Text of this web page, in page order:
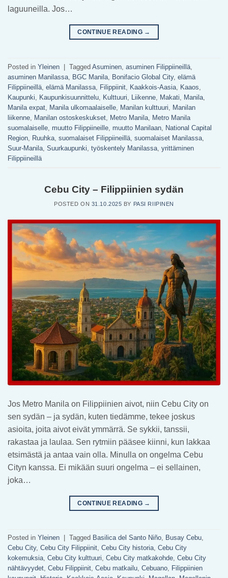
laguuneilla. Jos…
CONTINUE READING →
Posted in Yleinen | Tagged Asuminen asuminen Filippiineillä
asuminen Manilassa BGC Manila Bonifacio Global City, elämä
Filippiineillä elämä Manilassa Filippiinit Kaakkois-Aasia Kaaos
Kaupunki
Kaupunkisuunnittelu Kulttuuri Liikenne Makati Manila
Manila expat Manila ulkomaalaiselle Manilan kulttuuri
Manilan
liikenne Manilan ostoskeskukset Metro Manila Metro Manila
suomalaiselle muutto Filippiineille muutto Manilaan National Capital
Region Ruuhka suomalaiset Filippiineillä suomalaiset Manilassa
Suur-Manila Suurkaupunki työskentely Manilassa yrittäminen
Filippiineillä
Cebu City – Filippiinien sydän
POSTED ON 31.10.2025 BY PASI RIIPINEN
Jos Metro Manila on Filippiinien aivot, niin Cebu City on
sen sydän – ja sydän, kuten tiedämme, tekee joskus
asioita, joita aivot eivät ymmärrä. Se sykkii, tanssii,
rakastaa ja laulaa. Sen rytmiin pääsee kiinni, kun lakkaa
etsimästä ja antaa vain olla. Minulla on ongelma Cebu
Cityn kanssa. Ei mikään suuri ongelma – ei sellainen,
joka…
CONTINUE READING →
Posted in Yleinen Tagged Basilica del Santo Niño, Busay Cebu,
Cebu City, Cebu City Filippiinit, Cebu City historia, Cebu City
kokemuksia, Cebu City kulttuuri, Cebu City matkakohde, Cebu City
nähtävyydet, Cebu Filippiinit, Cebu matkailu, Cebuano, Filippiinien